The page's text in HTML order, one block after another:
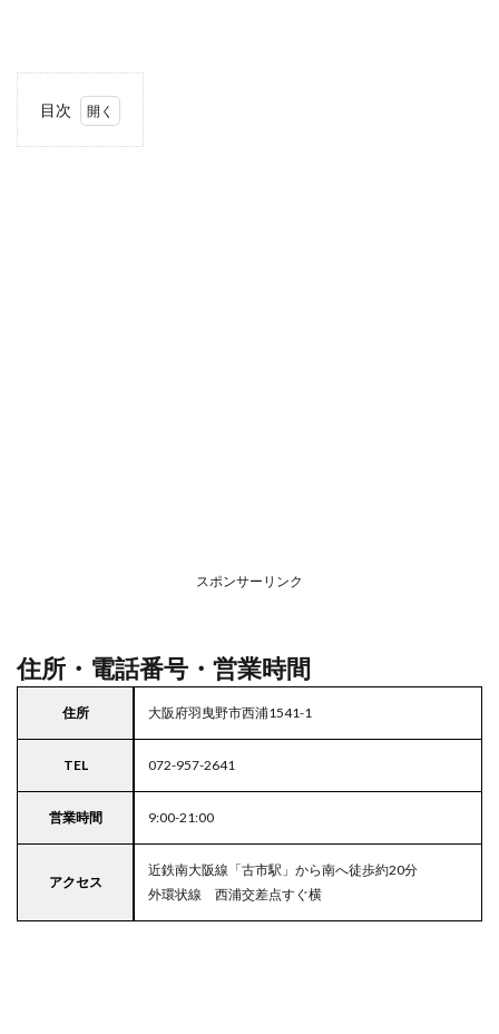
目次
イフ
スポンサーリンク
住所・電話番号・営業時間
住所 大阪府羽曳野市西浦1541-1
TEL 072-957-2641
営業時間 9:00-21:00
アクセス
近鉄南大阪線「古市駅」から南へ徒歩約20分
外環状線 西浦交差点すぐ横